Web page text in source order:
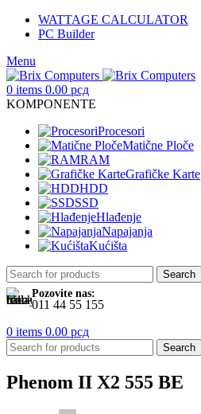
WATTAGE CALCULATOR
PC Builder
Menu
0 items 0.00 рсд
KOMPONENTE
Procesori
Matične Ploče
RAM
Grafičke Karte
HDD
SSD
Hlađenje
Napajanja
Kućišta
Search
Pozovite nas:
011 44 55 155
0 items 0.00 рсд
Search
Phenom II X2 555 BE